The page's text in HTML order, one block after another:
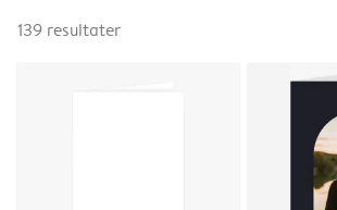
139 resultater